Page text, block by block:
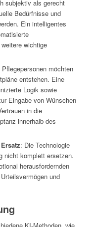
subjektiv als gerecht
Bedürfnisse und
Ein intelligentes
wichtige
Pflegepersonen möchten
entstehen. Eine
Logik sowie
Eingabe von Wünschen
in die
innerhalb des
: Die Technologie
nicht komplett ersetzen.
herausfordernden
und